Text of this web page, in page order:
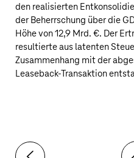
den realisierten
der Beherrschung über die
Höhe von12,9 Mrd. €. Der
resultierte aus latenten
Zusammenhang mit der
Leaseback-Transaktion
Toolbar